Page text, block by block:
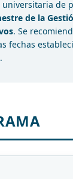
de
de la
. Se
fechas